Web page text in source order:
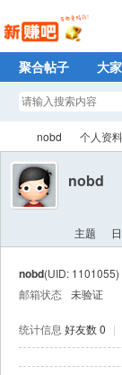
聚合帖子 大
新 ›
nobd 个人资料
nobd
主题
nobd(UID: 1101055)
邮箱状态 未验证
统计信息 好友数 0 |